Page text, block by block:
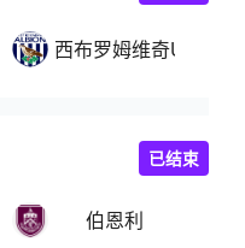
西布罗姆维奇U21
伯恩利
已结束